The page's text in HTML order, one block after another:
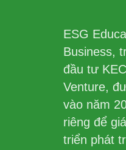
ESG
Business,
đầu tư
Venture,
vào năm
riêng để
triển phát